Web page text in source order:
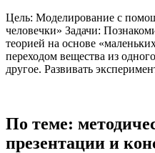
Цель: Моделирование с
человечки» Задачи:
теорией на основе
переходом вещества из
другое. Развивать
По теме:
презентации и